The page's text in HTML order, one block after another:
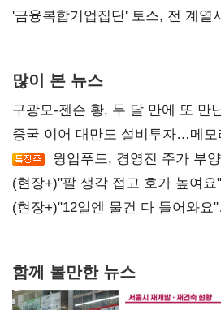
'금융복합기업집단' 토스, 전 계열
많이 본 뉴스
구광모-젠슨 황, 두 달 만에 또 만
중국 이어 대만도 설비투자…메모
윙입푸드, 경영진 주가 부
(현장+)"팔 생각 접고 호가 높여
20억 키맞추기
(현장+)"12일엔 물건 다 들어와
함께 볼만한 뉴스